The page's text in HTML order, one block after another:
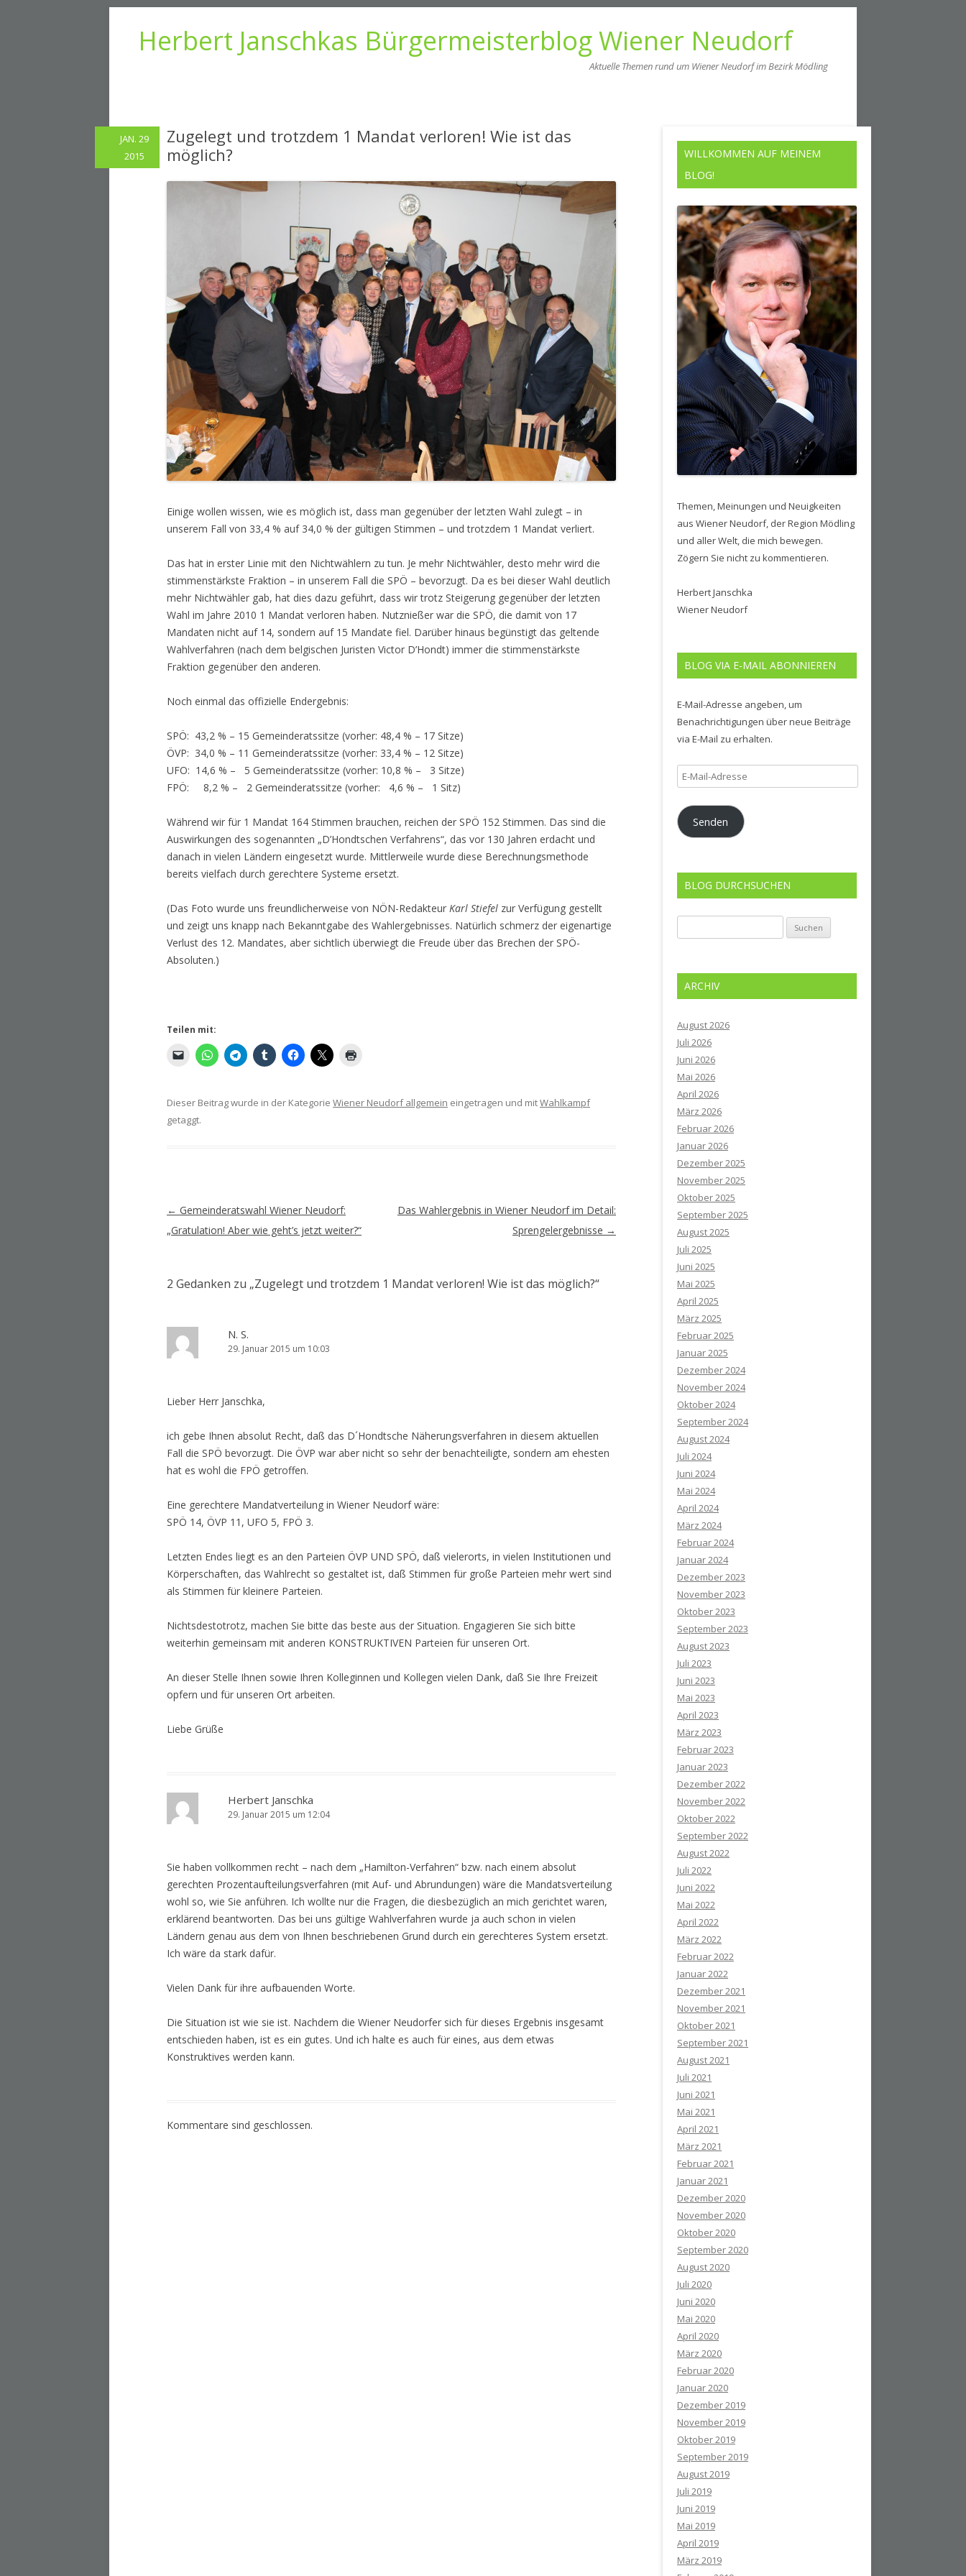
Herbert Janschkas Bürgermeisterblog Wiener Neudorf
Aktuelle Themen rund um Wiener Neudorf im Bezirk Mödling
Zugelegt und trotzdem 1 Mandat verloren! Wie ist das
möglich?
Einige wollen wissen, wie es möglich ist, dass man gegenüber der letzten Wahl zulegt – in
unserem Fall von 33,4 % auf 34,0 % der gültigen Stimmen – und trotzdem 1 Mandat verliert.
Das hat in erster Linie mit den Nichtwählern zu tun. Je mehr Nichtwähler, desto mehr wird die
stimmenstärkste Fraktion – in unserem Fall die SPÖ – bevorzugt. Da es bei dieser Wahl deutlich
mehr Nichtwähler gab, hat dies dazu geführt, dass wir trotz Steigerung gegenüber der letzten
Wahl im Jahre 2010 1 Mandat verloren haben. Nutznießer war die SPÖ, die damit von 17
Mandaten nicht auf 14, sondern auf 15 Mandate fiel. Darüber hinaus begünstigt das geltende
Wahlverfahren (nach dem belgischen Juristen Victor D’Hondt) immer die stimmenstärkste
Fraktion gegenüber den anderen.
Noch einmal das offizielle Endergebnis:
SPÖ: 43,2 % – 15 Gemeinderatssitze (vorher: 48,4 % – 17 Sitze)
ÖVP: 34,0 % – 11 Gemeinderatssitze (vorher: 33,4 % – 12 Sitze)
UFO: 14,6 % – 5 Gemeinderatssitze (vorher: 10,8 % – 3 Sitze)
FPÖ: 8,2 % – 2 Gemeinderatssitze (vorher: 4,6 % – 1 Sitz)
Während wir für 1 Mandat 164 Stimmen brauchen, reichen der SPÖ 152 Stimmen. Das sind die
Auswirkungen des sogenannten „D’Hondtschen Verfahrens“, das vor 130 Jahren erdacht und
danach in vielen Ländern eingesetzt wurde. Mittlerweile wurde diese Berechnungsmethode
bereits vielfach durch gerechtere Systeme ersetzt.
(Das Foto wurde uns freundlicherweise von NÖN-Redakteur Karl Stiefel zur Verfügung gestellt
und zeigt uns knapp nach Bekanntgabe des Wahlergebnisses. Natürlich schmerz der eigenartige
Verlust des 12. Mandates, aber sichtlich überwiegt die Freude über das Brechen der SPÖ-
Absoluten.)
Teilen mit:
Dieser Beitrag wurde in der Kategorie Wiener Neudorf allgemein eingetragen und mitWahlkampf
getaggt.
JAN. 29
2015
Artikel-
Navigation
← Gemeinderatswahl Wiener Neudorf:
„Gratulation! Aber wie geht’s jetzt weiter?“
Das Wahlergebnis in Wiener Neudorf im Detail:
Sprengelergebnisse →
2 Gedanken zu „Zugelegt und trotzdem 1 Mandat verloren! Wie ist das möglich?“
N. S.
29. Januar 2015 um 10:03
Lieber Herr Janschka,
ich gebe Ihnen absolut Recht, daß das D´Hondtsche Näherungsverfahren in diesem aktuellen
Fall die SPÖ bevorzugt. Die ÖVP war aber nicht so sehr der benachteiligte, sondern am ehesten
hat es wohl die FPÖ getroffen.
Eine gerechtere Mandatverteilung in Wiener Neudorf wäre:
SPÖ 14, ÖVP 11, UFO 5, FPÖ 3.
Letzten Endes liegt es an den Parteien ÖVP UND SPÖ, daß vielerorts, in vielen Institutionen und
Körperschaften, das Wahlrecht so gestaltet ist, daß Stimmen für große Parteien mehr wert sind
als Stimmen für kleinere Parteien.
Nichtsdestotrotz, machen Sie bitte das beste aus der Situation. Engagieren Sie sich bitte
weiterhin gemeinsam mit anderen KONSTRUKTIVEN Parteien für unseren Ort.
An dieser Stelle Ihnen sowie Ihren Kolleginnen und Kollegen vielen Dank, daß Sie Ihre Freizeit
opfern und für unseren Ort arbeiten.
Liebe Grüße
Herbert Janschka
29. Januar 2015 um 12:04
Sie haben vollkommen recht – nach dem „Hamilton-Verfahren“ bzw. nach einem absolut
gerechten Prozentaufteilungsverfahren (mit Auf- und Abrundungen) wäre die Mandatsverteilung
wohl so, wie Sie anführen. Ich wollte nur die Fragen, die diesbezüglich an mich gerichtet waren,
erklärend beantworten. Das bei uns gültige Wahlverfahren wurde ja auch schon in vielen
Ländern genau aus dem von Ihnen beschriebenen Grund durch ein gerechteres System ersetzt.
Ich wäre da stark dafür.
Vielen Dank für ihre aufbauenden Worte.
Die Situation ist wie sie ist. Nachdem die Wiener Neudorfer sich für dieses Ergebnis insgesamt
entschieden haben, ist es ein gutes. Und ich halte es auch für eines, aus dem etwas
Konstruktives werden kann.
Kommentare sind geschlossen.
WILLKOMMEN AUF MEINEM
BLOG!
Themen, Meinungen und Neuigkeiten
aus Wiener Neudorf, der Region Mödling
und aller Welt, die mich bewegen.
Zögern Sie nicht zu kommentieren.
Herbert Janschka
Wiener Neudorf
BLOG VIA E-MAIL ABONNIEREN
E-Mail-Adresse angeben, um
Benachrichtigungen über neue Beiträge
via E-Mail zu erhalten.
E-
Mail-
Adresse
Senden
BLOG DURCHSUCHEN
nach:
ARCHIV
August 2026
Juli 2026
Juni 2026
Mai 2026
April 2026
März 2026
Februar 2026
Januar 2026
Dezember 2025
November 2025
Oktober 2025
September 2025
August 2025
Juli 2025
Juni 2025
Mai 2025
April 2025
März 2025
Februar 2025
Januar 2025
Dezember 2024
November 2024
Oktober 2024
September 2024
August 2024
Juli 2024
Juni 2024
Mai 2024
April 2024
März 2024
Februar 2024
Januar 2024
Dezember 2023
November 2023
Oktober 2023
September 2023
August 2023
Juli 2023
Juni 2023
Mai 2023
April 2023
März 2023
Februar 2023
Januar 2023
Dezember 2022
November 2022
Oktober 2022
September 2022
August 2022
Juli 2022
Juni 2022
Mai 2022
April 2022
März 2022
Februar 2022
Januar 2022
Dezember 2021
November 2021
Oktober 2021
September 2021
August 2021
Juli 2021
Juni 2021
Mai 2021
April 2021
März 2021
Februar 2021
Januar 2021
Dezember 2020
November 2020
Oktober 2020
September 2020
August 2020
Juli 2020
Juni 2020
Mai 2020
April 2020
März 2020
Februar 2020
Januar 2020
Dezember 2019
November 2019
Oktober 2019
September 2019
August 2019
Juli 2019
Juni 2019
Mai 2019
April 2019
März 2019